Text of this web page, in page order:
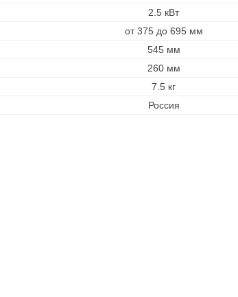
2.5 кВт
от 375 до 695 мм
545 мм
260 мм
7.5 кг
Россия